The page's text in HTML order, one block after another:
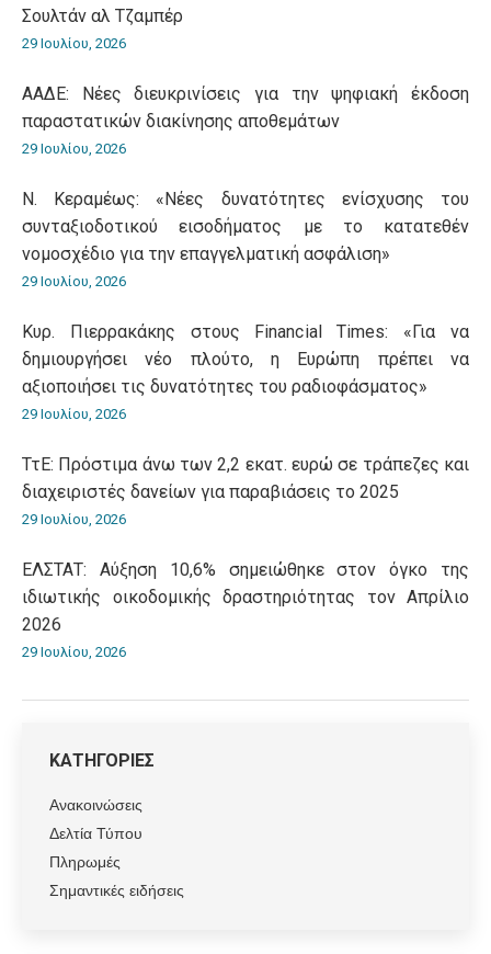
Σουλτάν αλ Τζαμπέρ
29 Ιουλίου, 2026
ΑΑΔΕ: Νέες διευκρινίσεις για την ψηφιακή έκδοση
παραστατικών διακίνησης αποθεμάτων
29 Ιουλίου, 2026
Ν. Κεραμέως: «Νέες δυνατότητες ενίσχυσης του
συνταξιοδοτικού εισοδήματος με το κατατεθέν
νομοσχέδιο για την επαγγελματική ασφάλιση»
29 Ιουλίου, 2026
Κυρ. Πιερρακάκης στους Financial Times: «Για να
δημιουργήσει νέο πλούτο, η Ευρώπη πρέπει να
αξιοποιήσει τις δυνατότητες του ραδιοφάσματος»
29 Ιουλίου, 2026
ΤτΕ: Πρόστιμα άνω των 2,2 εκατ. ευρώ σε τράπεζες και
διαχειριστές δανείων για παραβιάσεις το 2025
29 Ιουλίου, 2026
ΕΛΣΤΑΤ: Αύξηση 10,6% σημειώθηκε στον όγκο της
ιδιωτικής οικοδομικής δραστηριότητας τον Απρίλιο
2026
29 Ιουλίου, 2026
ΚΑΤΗΓΟΡΙΕΣ
Ανακοινώσεις
Δελτία Τύπου
Πληρωμές
Σημαντικές ειδήσεις